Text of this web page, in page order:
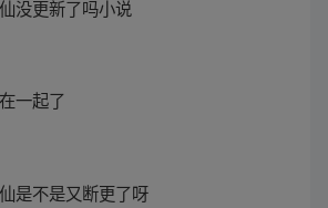
没更新了吗小说
一起了
是不是又断更了呀